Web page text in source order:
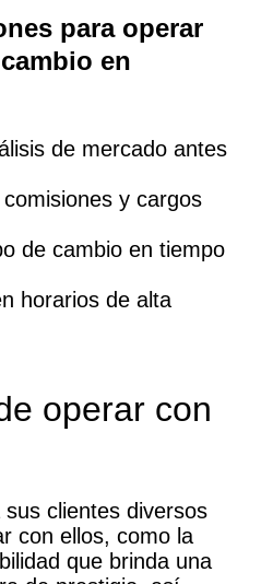
para operar
en
de mercado antes
y cargos
de cambio en tiempo
horarios de alta
operar con
clientes diversos
con ellos, como la
que brinda una